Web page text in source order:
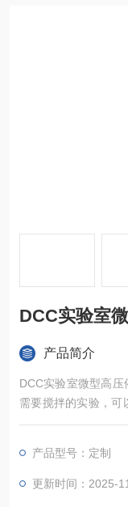
DCC实验室
产品简介
DCC实验室微型高
需要搅拌的实验，可
热电偶及过程进样口
产品型号：定制
更新时间：2025-